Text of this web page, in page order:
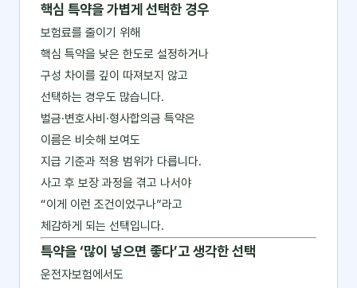
핵심 특약을 가볍게 선택한 경우
보험료를 줄이기 위해
핵심 특약을 낮은 한도로 설정하거나
구성 차이를 깊이 따져보지 않고
선택하는 경우도 많습니다.
벌금·변호사비·형사합의금 특약은
이름은 비슷해 보여도
지급 기준과 적용 범위가 다릅니다.
사고 후 보장 과정을 겪고 나서야
“이게 이런 조건이었구나”라고
체감하게 되는 선택입니다.
특약을 ‘많이 넣으면 좋다’고 생각한 선택
운전자보험에서도